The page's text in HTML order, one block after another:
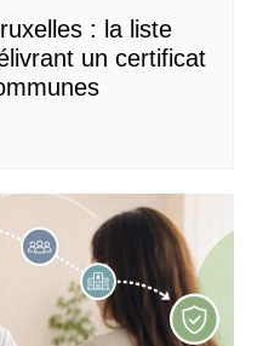
: la liste
un certificat